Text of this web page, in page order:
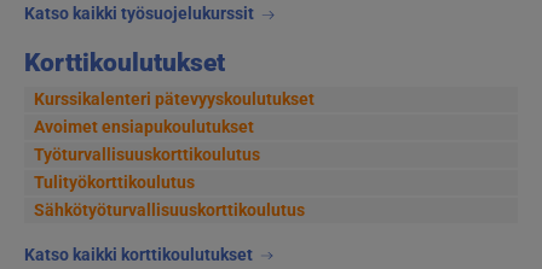
Katso kaikki työsuojelukurssit
Korttikoulutukset
Kurssikalenteri pätevyyskoulutukset
Avoimet ensiapukoulutukset
Työturvallisuuskorttikoulutus
Tulityökorttikoulutus
Sähkötyöturvallisuuskorttikoulutus
Katso kaikki korttikoulutukset